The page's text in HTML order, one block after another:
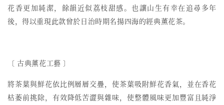
花香更加純潔，餘韻近似荔枝甜感。也讓山生有幸在追尋多年
後，得以重現此款曾於日治時期名揚四海的經典薰花茶。
〔 古典薰花工藝 〕
將茶葉與鮮花依比例層層交疊，使茶葉吸附鮮花香氣，並在香花
枯萎前挑除，有效降低苦澀與雜味，使整體風味更加豐富且純淨